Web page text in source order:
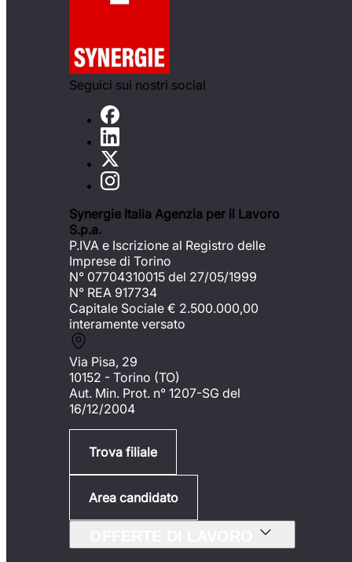
Seguici sui nostri social
Synergie Italia Agenzia per il Lavoro
S.p.a.
P.IVA e Iscrizione al Registro delle
Imprese di Torino
N° 07704310015 del 27/05/1999
N° REA 917734
Capitale Sociale € 2.500.000,00
interamente versato
Via Pisa, 29
10152 - Torino (TO)
Aut. Min. Prot. n° 1207-SG del
16/12/2004
Trova filiale
Area candidato